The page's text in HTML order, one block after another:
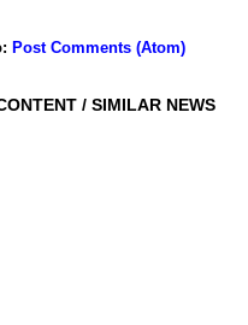
Post Comments (Atom)
/ SIMILAR NEWS